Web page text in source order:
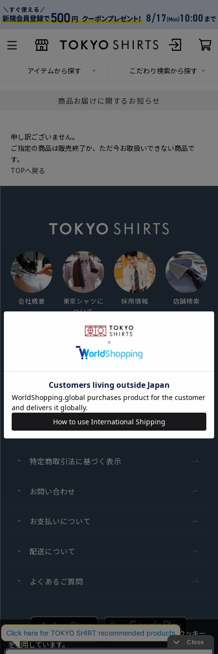
アイテムから探す こだわり検索から探す
商品お届けに関するお知らせ
申し訳ございません。
ご指定の商品は販売終了か、ただ今お取扱いできない商品で
す。
TOPへ戻る
会社概要
東京シャツに
ついて
採用情報 店舗検索
サイト利用規約
会員利用規約
プライバシーポリシー
特定商取引法に基づく表示
お問い合わせ
お支払いについて
配送について
よくあるご質問
当社のウェブサイトでは、お客様の利便性向上のためにクッキー
を利用しています。